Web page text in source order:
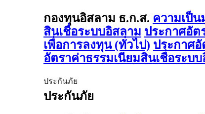
กองทุนอิสลาม ธ.ก.ส. ความเป็
สินเชื่อระบบอิสลาม ประกาศอัต
เพื่อการลงทุน (ทั่วไป) ประกาศ
อัตราค่าธรรมเนียมสินเชื่อระบ
ประกันภัย
ประกันภัย